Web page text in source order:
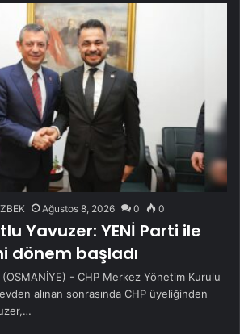
Ağustos 8, 2026 0 0
Yavuzer: YENİ Parti ile
dönem başladı
- CHP Merkez Yönetim Kurulu
alınan sonrasında CHP üyeliğinden